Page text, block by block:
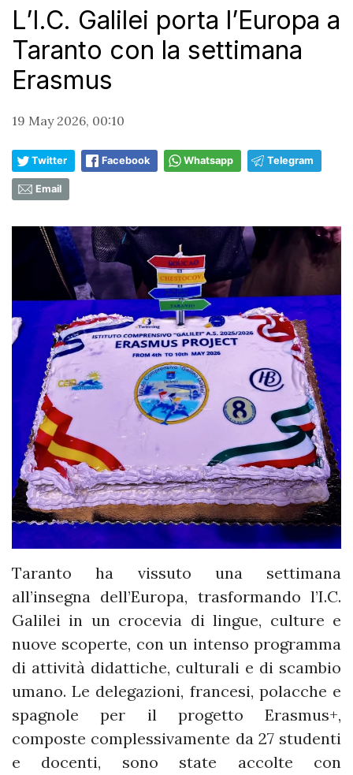
L’I.C. Galilei porta l’Europa a
Taranto con la settimana
Erasmus
19 May 2026, 00:10
Twitter Facebook Whatsapp Telegram
Email
Taranto ha vissuto una settimana
all’insegna dell’Europa, trasformando l’I.C.
Galilei in un crocevia di lingue, culture e
nuove scoperte, con un intenso programma
di attività didattiche, culturali e di scambio
umano. Le delegazioni, francesi, polacche e
spagnole per il progetto Erasmus+,
composte complessivamente da 27 studenti
e docenti, sono state accolte con